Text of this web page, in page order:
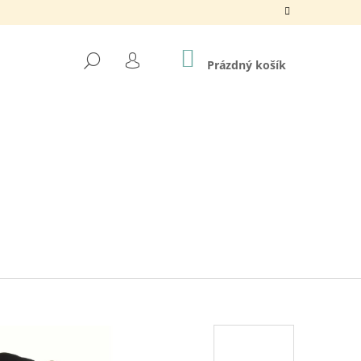
HLEDAT
PŘIHLÁŠENÍ
NÁKUPNÍ
KOŠÍK
Prázdný košík